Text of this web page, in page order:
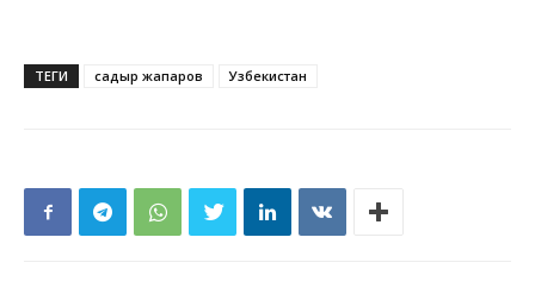
ТЕГИ садыр жапаров Узбекистан